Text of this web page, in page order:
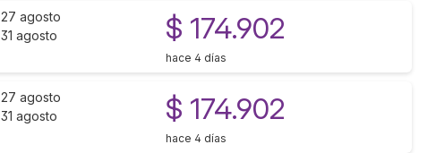
27 agosto
31 agosto
$ 174.902
hace 4 días
27 agosto
31 agosto
$ 174.902
hace 4 días